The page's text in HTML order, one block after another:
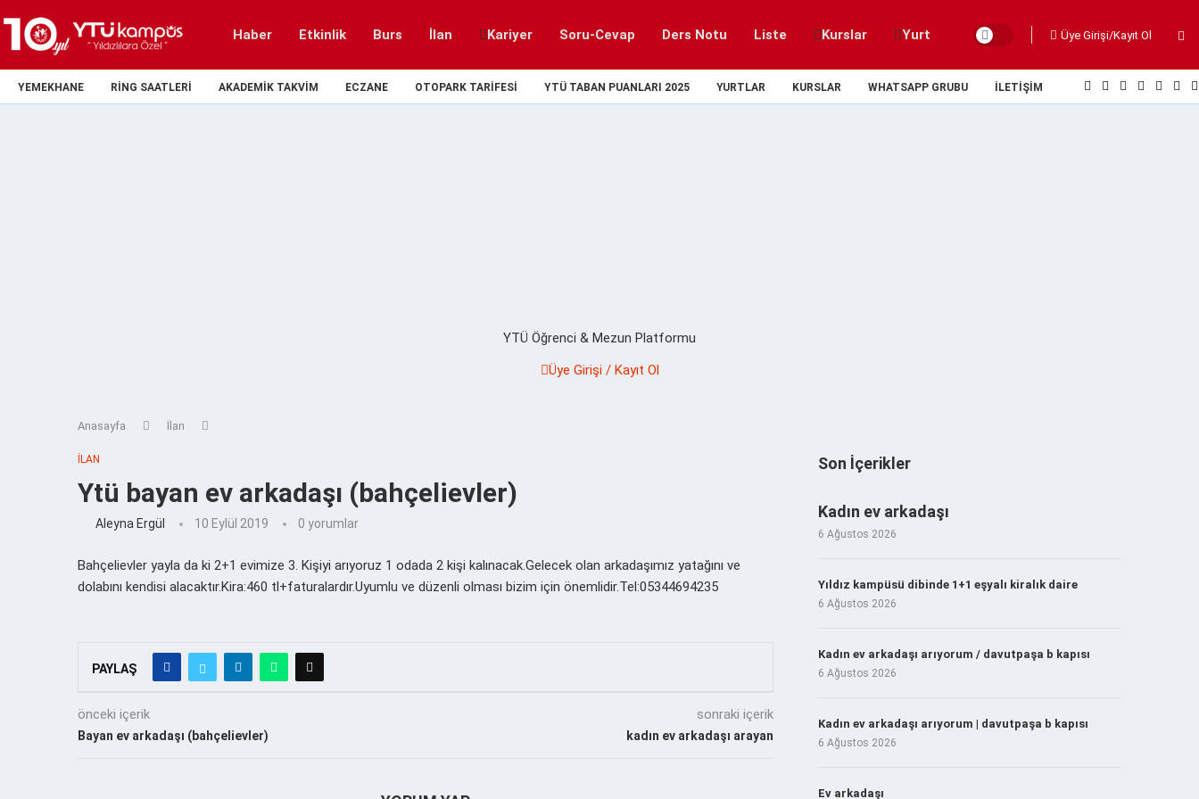
Haber Etkinlik Burs İlan Kariyer Soru-Cevap Ders Notu Liste Kurslar Yurt Üye Girişi/Kayıt Ol
YEMEKHANE RING SAATLERI AKADEMIK TAKVIM ECZANE OTOPARK TARIFESI YTÜ TABAN PUANLARI 2025 YURTLAR KURSLAR WHATSAPP GRUBU İLETIŞIM
YTÜ Öğrenci & Mezun Platformu
Üye Girişi / Kayıt Ol
Anasayfa İlan
İLAN
Ytü bayan ev arkadaşı (bahçelievler)
Aleyna Ergül 10 Eylül 2019 0 yorumlar
Bahçelievler yayla da ki 2+1 evimize 3. Kişiyi arıyoruz 1 odada 2 kişi kalınacak.Gelecek olan arkadaşımız yatağını ve
dolabını kendisi alacaktır.Kira:460 tl+faturalardır.Uyumlu ve düzenli olması bizim için önemlidir.Tel:05344694235
PAYLAŞ
önceki içerik
Bayan ev arkadaşı (bahçelievler)
sonraki içerik
kadın ev arkadaşı arayan
Son İçerikler
Kadın ev arkadaşı
6 Ağustos 2026
Yıldız kampüsü dibinde 1+1 eşyalı kiralık daire
6 Ağustos 2026
Kadın ev arkadaşı arıyorum / davutpaşa b kapısı
6 Ağustos 2026
Kadın ev arkadaşı arıyorum | davutpaşa b kapısı
6 Ağustos 2026
Ev arkadaşı